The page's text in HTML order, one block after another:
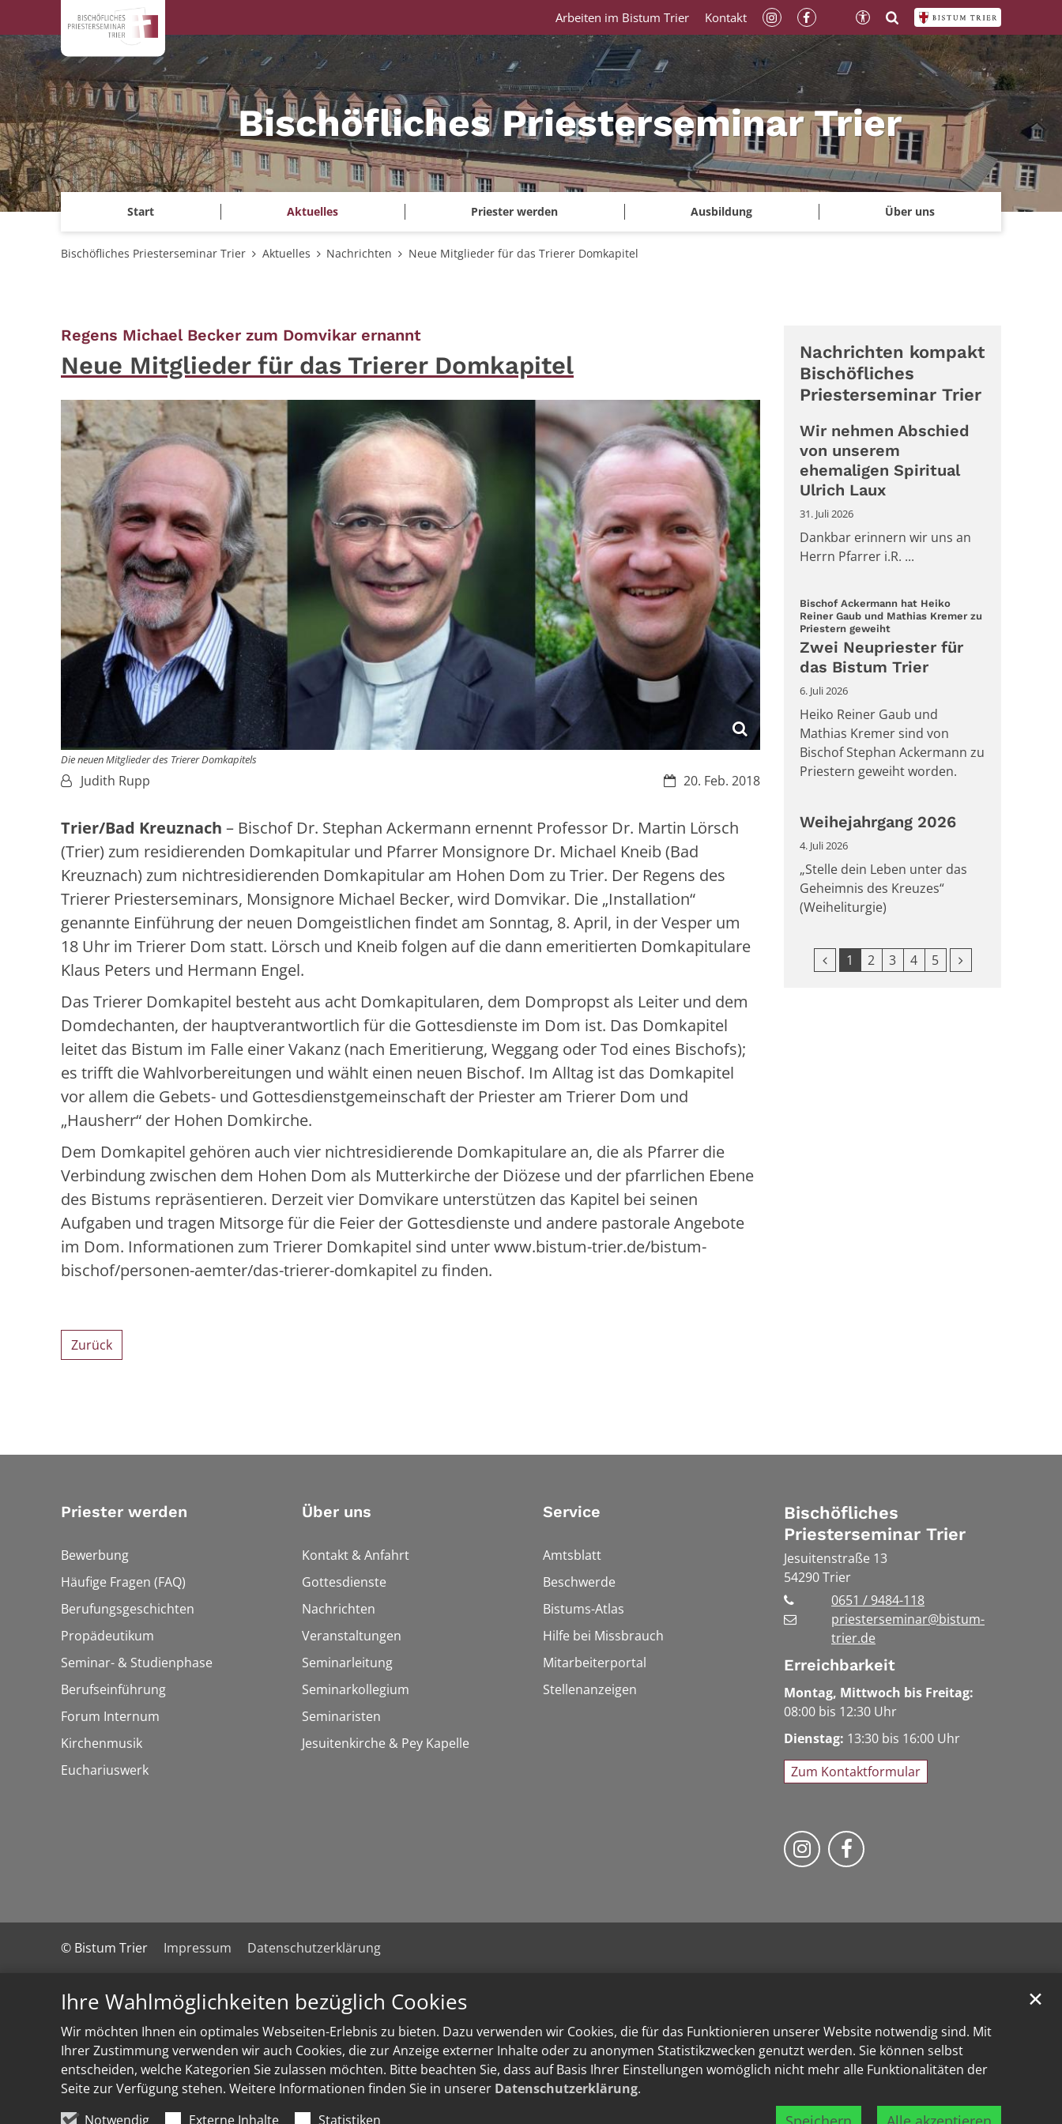
Ihre Wahlmöglichkeiten bezüglich Cookies
Wir möchten Ihnen ein optimales Webseiten-Erlebnis zu bieten. Dazu verwenden wir Cookies, die für das Funktionieren unserer Website notwendig sind. Mit
Ihrer Zustimmung verwenden wir auch Cookies, die zur Anzeige externer Inhalte oder zu anonymen Statistikzwecken genutzt werden. Sie können selbst
entscheiden, welche Kategorien Sie zulassen möchten. Bitte beachten Sie, dass auf Basis Ihrer Einstellungen womöglich nicht mehr alle Funktionalitäten der
Seite zur Verfügung stehen. Weitere Informationen finden Sie in unserer Datenschutzerklärung.
Notwendig
Externe Inhalte Statistiken
✕
Zum Inhalt springen
Bischöfliches Priesterseminar Trier
Start Aktuelles Priester werden Ausbildung Über uns
Arbeiten im Bistum Trier Kontakt
Bischöfliches Priesterseminar Trier Aktuelles Nachrichten Neue Mitglieder für das Trierer Domkapitel
Regens Michael Becker zum Domvikar ernannt:
Neue Mitglieder für das Trierer Domkapitel
Die neuen Mitglieder des Trierer Domkapitels
Datum:
20. Feb. 2018
Von:Judith Rupp
Trier/Bad Kreuznach – Bischof Dr. Stephan Ackermann ernennt Professor Dr. Martin Lörsch
(Trier) zum residierenden Domkapitular und Pfarrer Monsignore Dr. Michael Kneib (Bad
Kreuznach) zum nichtresidierenden Domkapitular am Hohen Dom zu Trier. Der Regens des
Trierer Priesterseminars, Monsignore Michael Becker, wird Domvikar. Die „Installation“
genannte Einführung der neuen Domgeistlichen findet am Sonntag, 8. April, in der Vesper um
18 Uhr im Trierer Dom statt. Lörsch und Kneib folgen auf die dann emeritierten Domkapitulare
Klaus Peters und Hermann Engel.
Das Trierer Domkapitel besteht aus acht Domkapitularen, dem Dompropst als Leiter und dem
Domdechanten, der hauptverantwortlich für die Gottesdienste im Dom ist. Das Domkapitel
leitet das Bistum im Falle einer Vakanz (nach Emeritierung, Weggang oder Tod eines Bischofs);
es trifft die Wahlvorbereitungen und wählt einen neuen Bischof. Im Alltag ist das Domkapitel
vor allem die Gebets- und Gottesdienstgemeinschaft der Priester am Trierer Dom und
„Hausherr“ der Hohen Domkirche.
Dem Domkapitel gehören auch vier nichtresidierende Domkapitulare an, die als Pfarrer die
Verbindung zwischen dem Hohen Dom als Mutterkirche der Diözese und der pfarrlichen Ebene
des Bistums repräsentieren. Derzeit vier Domvikare unterstützen das Kapitel bei seinen
Aufgaben und tragen Mitsorge für die Feier der Gottesdienste und andere pastorale Angebote
im Dom. Informationen zum Trierer Domkapitel sind unter www.bistum-trier.de/bistum-
bischof/personen-aemter/das-trierer-domkapitel zu finden.
Zurück
Nachrichten kompakt
Bischöfliches
Priesterseminar Trier
Wir nehmen Abschied
von unserem
ehemaligen Spiritual
Ulrich Laux
31. Juli 2026
Dankbar erinnern wir uns an
Herrn Pfarrer i.R. ...
Bischof Ackermann hat Heiko
Reiner Gaub und Mathias Kremer zu
Priestern geweiht:
Zwei Neupriester für
das Bistum Trier
6. Juli 2026
Heiko Reiner Gaub und
Mathias Kremer sind von
Bischof Stephan Ackermann zu
Priestern geweiht worden.
Weihejahrgang 2026
4. Juli 2026
„Stelle dein Leben unter das
Geheimnis des Kreuzes“
(Weiheliturgie)
Vorherige Seite
1 2 3 4 5 Nächste Seite
Priester werden
Bewerbung
Häufige Fragen (FAQ)
Berufungsgeschichten
Propädeutikum
Seminar- & Studienphase
Berufseinführung
Forum Internum
Kirchenmusik
Euchariuswerk
Über uns
Kontakt & Anfahrt
Gottesdienste
Nachrichten
Veranstaltungen
Seminarleitung
Seminarkollegium
Seminaristen
Jesuitenkirche & Pey Kapelle
Service
Amtsblatt
Beschwerde
Bistums-Atlas
Hilfe bei Missbrauch
Mitarbeiterportal
Stellenanzeigen
Bischöfliches
Priesterseminar Trier
Jesuitenstraße 13
54290Trier
0651 / 9484-118
priesterseminar@bistum-
trier.de
Erreichbarkeit
Montag, Mittwoch bis Freitag:
08:00 bis 12:30 Uhr
Dienstag: 13:30 bis 16:00 Uhr
Zum Kontaktformular
Bischöfliches Priesterseminar
Bischöfliches
© Bistum Trier Impressum Datenschutzerklärung